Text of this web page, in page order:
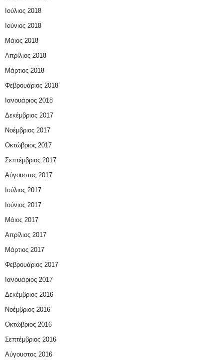
Ιούλιος 2018
Ιούνιος 2018
Μάιος 2018
Απρίλιος 2018
Μάρτιος 2018
Φεβρουάριος 2018
Ιανουάριος 2018
Δεκέμβριος 2017
Νοέμβριος 2017
Οκτώβριος 2017
Σεπτέμβριος 2017
Αύγουστος 2017
Ιούλιος 2017
Ιούνιος 2017
Μάιος 2017
Απρίλιος 2017
Μάρτιος 2017
Φεβρουάριος 2017
Ιανουάριος 2017
Δεκέμβριος 2016
Νοέμβριος 2016
Οκτώβριος 2016
Σεπτέμβριος 2016
Αύγουστος 2016